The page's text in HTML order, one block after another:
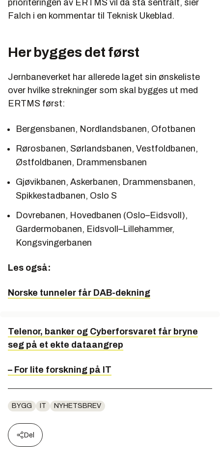
prioriteringen av ERTMS vil da stå sentralt, sier
Falch i en kommentar til Teknisk Ukeblad.
Her bygges det først
Jernbaneverket har allerede laget sin ønskeliste
over hvilke strekninger som skal bygges ut med
ERTMS først:
Bergensbanen, Nordlandsbanen, Ofotbanen­
Rørosbanen, Sørlandsbanen, Vestfold­banen,
Østfoldbanen, Drammensbanen
Gjøvikbanen, Askerbanen, Drammens­banen,
Spikkestadbanen, Oslo S
Dovrebanen, Hovedbanen (Oslo–Eidsvol­l),
Gardermobanen, Eidsvoll–Lilleham­mer,
Kongsvingerbanen
Les også:
Norske tunneler får DAB-dekning
Telenor, banker og Cyberforsvaret får bryne
seg på et ekte dataangrep
– For lite forskning på IT
BYGG IT NYHETSBREV
Del